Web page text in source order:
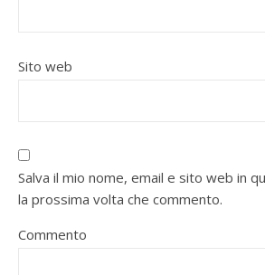
Sito web
Salva il mio nome, email e sito web in
la prossima volta che commento.
Commento